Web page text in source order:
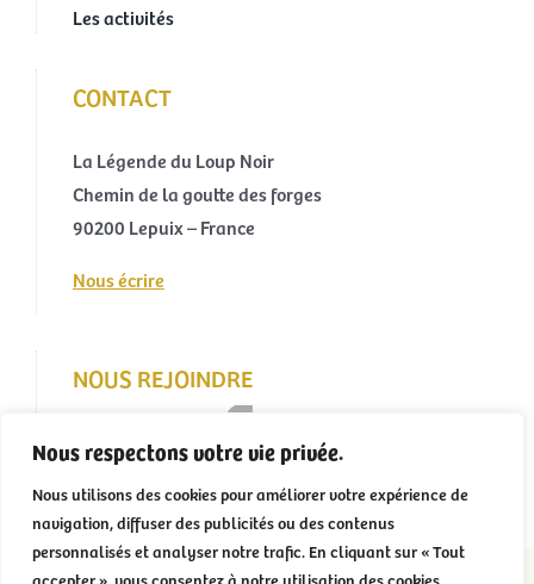
Nous respectons votre vie privée.
Nous utilisons des cookies pour améliorer votre expérience de
navigation, diffuser des publicités ou des contenus
personnalisés et analyser notre trafic. En cliquant sur « Tout
Les activités
CONTACT
La Légende du Loup Noir
Chemin de la goutte des forges
90200 Lepuix – France
Nous écrire
NOUS REJOINDRE